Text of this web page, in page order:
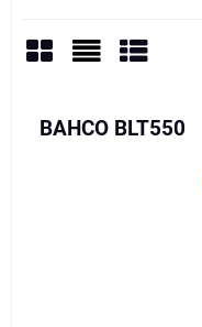
BAHCO BLT550